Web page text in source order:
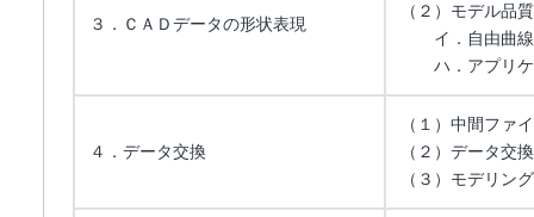
３．ＣＡＤデータの形状表現
（２）モデル品
イ．自由曲
ハ．アプリケ
４．データ交換
（１）中間ファ
（２）データ交
（３）モデリン